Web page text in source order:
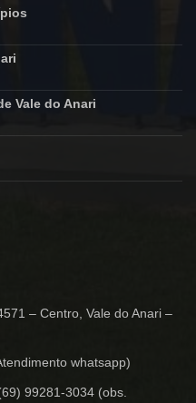
Vale do Anari
– Centro, Vale do Anari –
whatsapp)
99281-3034 (obs.